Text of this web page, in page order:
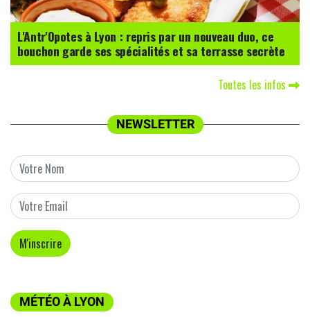
L'Antr'Opotes à Lyon : repris par un nouveau duo, ce
bouchon garde ses spécialités et sa terrasse secrète
Toutes les infos
NEWSLETTER
MÉTÉO À LYON